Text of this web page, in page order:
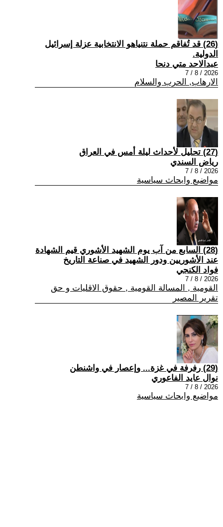
(26) قد تُفاقم حملة نتنياهو الانتخابية عزلة إسرائيل
الدولية.
عبدالاحد متي دنحا
2026 / 8 / 7
الارهاب, الحرب والسلام
(27) تحليل لأحداث ليلة أمس في العراق
رياض السندي
2026 / 8 / 7
مواضيع وابحاث سياسية
(28) السابع من آب يوم الشهيد الأشوري قيم الشهادة
عند الأشوريين ودور الشهيد في صناعة التاريخ
فواد الكنجي
2026 / 8 / 7
القومية , المسالة القومية , حقوق الاقليات و حق
تقرير المصير
(29) رفرفة في غزة... وإعصار في واشنطن
نوال عايد الفاعوري
2026 / 8 / 7
مواضيع وابحاث سياسية